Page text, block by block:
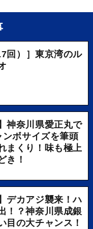
回）］東京湾のル
神奈川県愛正丸で
ボサイズを筆頭
まくり！味も極上
き！
デカアジ襲来！ハ
！？神奈川県成銀
目の大チャンス！